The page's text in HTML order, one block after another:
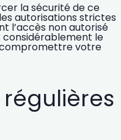
la sécurité de ce
autorisations strictes
l’accès non autorisé
considérablement le
compromettre votre